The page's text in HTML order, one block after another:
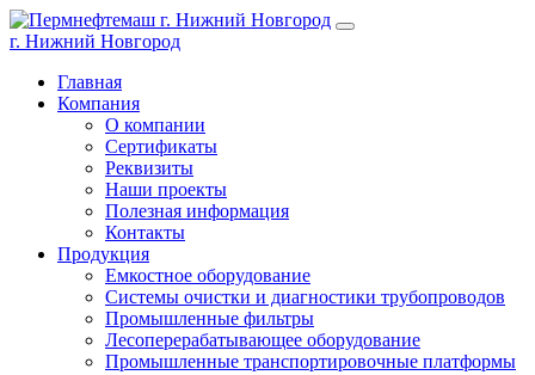
г. Нижний Новгород
Главная
Компания
О компании
Сертификаты
Реквизиты
Наши проекты
Полезная информация
Контакты
Продукция
Емкостное оборудование
Системы очистки и диагностики трубопроводов
Промышленные фильтры
Лесоперерабатывающее оборудование
Промышленные транспортировочные платформы